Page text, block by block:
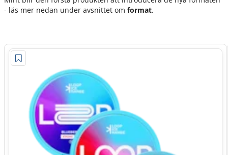
- läs mer nedan under avsnittet om format.